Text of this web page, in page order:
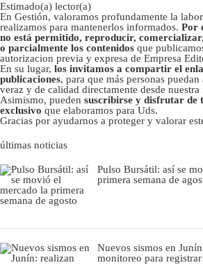
Estimado(a) lector(a)
En Gestión, valoramos profundamente la
realizamos para mantenerlos informados. Por
no está permitido, reproducir,
o parcialmente los contenidos que
autorizacion previa y expresa de Empresa
En su lugar, los invitamos a compartir el
publicaciones, para que más personas
veraz y de calidad directamente desde
Asimismo, pueden suscribirse y disfrutar de
exclusivo que elaboramos para Uds.
Gracias por ayudarnos a proteger y valorar
últimas noticias
Pulso Bursátil: así se
primera semana de
Nuevos sismos en
monitoreo para